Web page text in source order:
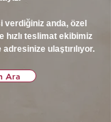
anda, özel
hızlı teslimat ekibimiz
ulaştırılıyor.
Ara